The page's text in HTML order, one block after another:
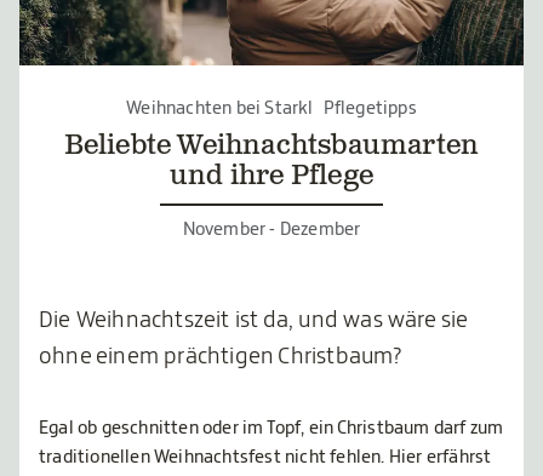
Weihnachten bei Starkl Pflegetipps
Beliebte Weihnachtsbaumarten
und ihre Pflege
November - Dezember
Die Weihnachtszeit ist da, und was wäre sie
ohne einem prächtigen Christbaum?
Egal ob geschnitten oder im Topf, ein Christbaum darf zum
traditionellen Weihnachtsfest nicht fehlen. Hier erfährst